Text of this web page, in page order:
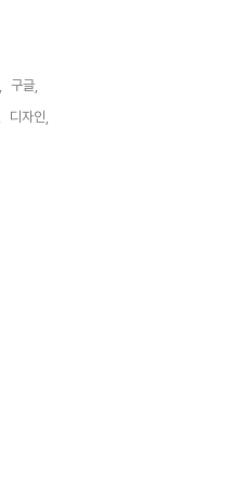
구글,
디자인,